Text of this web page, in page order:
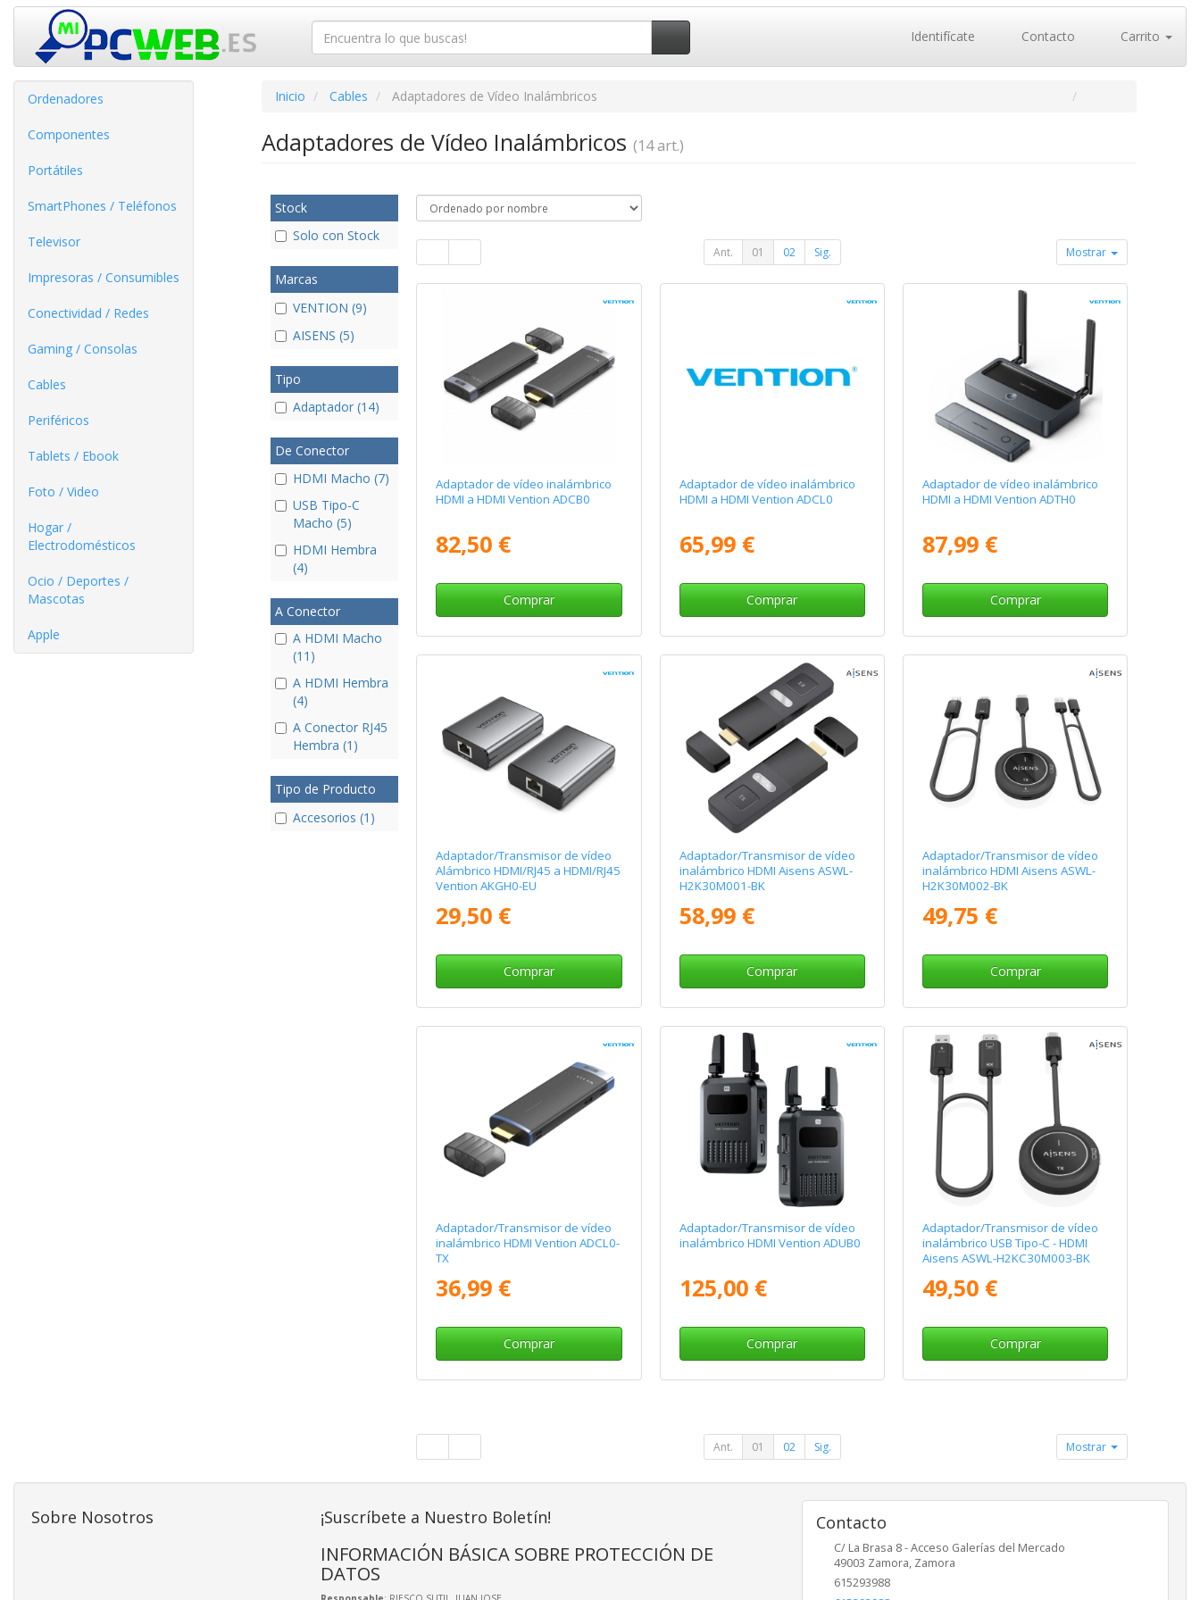
Identifícate Contacto Carrito
Ordenadores
Componentes
Portátiles
SmartPhones / Teléfonos
Televisor
Impresoras / Consumibles
Conectividad / Redes
Gaming / Consolas
Cables
Periféricos
Tablets / Ebook
Foto / Video
Hogar /
Electrodomésticos
Ocio / Deportes /
Mascotas
Apple
Inicio Cables Adaptadores de Vídeo Inalámbricos
Adaptadores de Vídeo Inalámbricos (14 art.)
Stock
Solo con Stock
Marcas
VENTION (9)
AISENS (5)
Tipo
Adaptador (14)
De Conector
HDMI Macho (7)
USB Tipo-C
Macho (5)
HDMI Hembra
(4)
A Conector
A HDMI Macho
(11)
A HDMI Hembra
(4)
A Conector RJ45
Hembra (1)
Tipo de Producto
Accesorios (1)
Ant. 01 02 Sig. Mostrar
Adaptador de vídeo inalámbrico
HDMI a HDMI Vention ADCB0
82,50 €
Comprar
Adaptador de vídeo inalámbrico
HDMI a HDMI Vention ADCL0
65,99 €
Comprar
Adaptador de vídeo inalámbrico
HDMI a HDMI Vention ADTH0
87,99 €
Comprar
Adaptador/Transmisor de vídeo
Alámbrico HDMI/RJ45 a HDMI/RJ45
Vention AKGH0-EU
29,50 €
Comprar
Adaptador/Transmisor de vídeo
inalámbrico HDMI Aisens ASWL-
H2K30M001-BK
58,99 €
Comprar
Adaptador/Transmisor de vídeo
inalámbrico HDMI Aisens ASWL-
H2K30M002-BK
49,75 €
Comprar
Adaptador/Transmisor de vídeo
inalámbrico HDMI Vention ADCL0-
TX
36,99 €
Comprar
Adaptador/Transmisor de vídeo
inalámbrico HDMI Vention ADUB0
125,00 €
Comprar
Adaptador/Transmisor de vídeo
inalámbrico USB Tipo-C - HDMI
Aisens ASWL-H2KC30M003-BK
49,50 €
Comprar
Ant. 01 02 Sig. Mostrar
Sobre Nosotros ¡Suscríbete a Nuestro Boletín!
INFORMACIÓN BÁSICA SOBRE PROTECCIÓN DE
DATOS
Contacto
C/ La Brasa 8 - Acceso Galerías del Mercado
49003 Zamora, Zamora
615293988